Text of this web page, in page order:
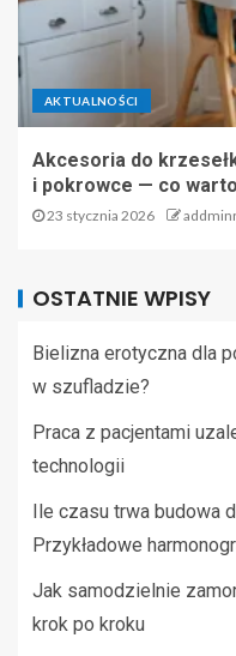
AKTUALNOŚCI
Akcesoria do
i pokrowce — co
23 stycznia 2026
OSTATNIE WPISY
Bielizna erotyczna dla
w szufladzie?
Praca z pacjentami
technologii
Ile czasu trwa budowa
Przykładowe
Jak samodzielnie
krok po kroku